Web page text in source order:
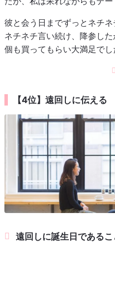
彼と会う日までずっとネチ
ネチネチ言い続け、降参し
個も買ってもらい大満足で
【4位】遠回しに伝える
遠回しに誕生日である